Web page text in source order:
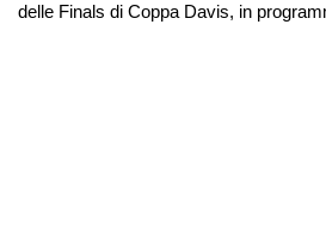
delle Finals di Coppa Davis, in